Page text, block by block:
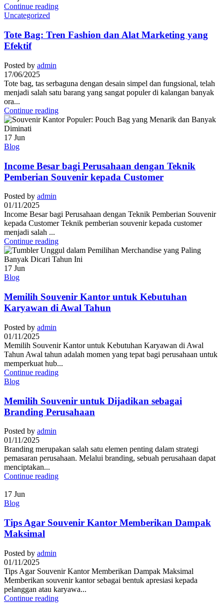
Continue reading
Uncategorized
Tote Bag: Tren Fashion dan Alat Marketing yang
Efektif
Posted by admin
17/06/2025
Tote bag, tas serbaguna dengan desain simpel dan fungsional, telah
menjadi salah satu barang yang sangat populer di kalangan banyak
ora...
Continue reading
17 Jun
Blog
Income Besar bagi Perusahaan dengan Teknik
Pemberian Souvenir kepada Customer
Posted by admin
01/11/2025
Income Besar bagi Perusahaan dengan Teknik Pemberian Souvenir
kepada Customer Teknik pemberian souvenir kepada customer
menjadi salah ...
Continue reading
17 Jun
Blog
Memilih Souvenir Kantor untuk Kebutuhan
Karyawan di Awal Tahun
Posted by admin
01/11/2025
Memilih Souvenir Kantor untuk Kebutuhan Karyawan di Awal
Tahun Awal tahun adalah momen yang tepat bagi perusahaan untuk
memperkuat hub...
Continue reading
Blog
Memilih Souvenir untuk Dijadikan sebagai
Branding Perusahaan
Posted by admin
01/11/2025
Branding merupakan salah satu elemen penting dalam strategi
pemasaran perusahaan. Melalui branding, sebuah perusahaan dapat
menciptakan...
Continue reading
17 Jun
Blog
Tips Agar Souvenir Kantor Memberikan Dampak
Maksimal
Posted by admin
01/11/2025
Tips Agar Souvenir Kantor Memberikan Dampak Maksimal
Memberikan souvenir kantor sebagai bentuk apresiasi kepada
pelanggan atau karyawa...
Continue reading